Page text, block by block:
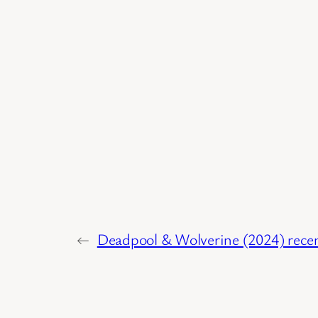
← Deadpool & Wolverine (2024)